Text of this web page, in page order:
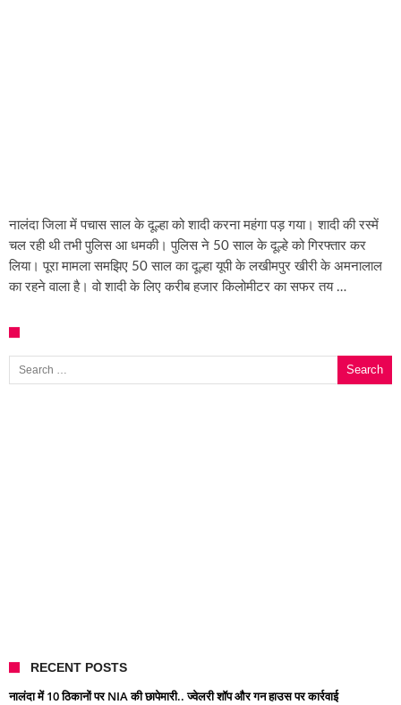
नालंदा जिला में पचास साल के दूल्हा को शादी करना महंगा पड़ गया। शादी की रस्में
चल रही थी तभी पुलिस आ धमकी। पुलिस ने 50 साल के दूल्हे को गिरफ्तार कर
लिया। पूरा मामला समझिए 50 साल का दूल्हा यूपी के लखीमपुर खीरी के अमनालाल
का रहने वाला है। वो शादी के लिए करीब हजार किलोमीटर का सफर तय …
Search for:
RECENT POSTS
नालंदा में 10 ठिकानों पर NIA की छापेमारी.. ज्वेलरी शॉप और गन हाउस पर कार्रवाई